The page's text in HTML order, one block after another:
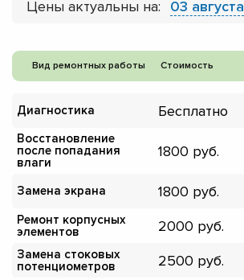
Цены актуальны на: 03 августа
Вид ремонтных работы Стоимость
Диагностика Бесплатно
Восстановление
после попадания
влаги
1800
Замена экрана 1800
Ремонт корпусных
элементов
2000
Замена стоковых
потенциометров
2500